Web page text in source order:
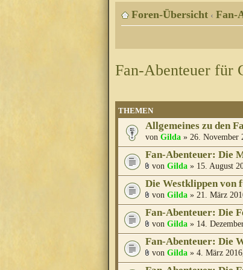
Foren-Übersicht ‹ Fan-
Fan-Abenteuer für
THEMEN
Allgemeines zu den
von Gilda » 26. November
Fan-Abenteuer: Die
von Gilda » 15. August
Die Westklippen von
von Gilda » 21. März
Fan-Abenteuer: Die
von Gilda » 14.
Fan-Abenteuer: Die
von Gilda » 4. März